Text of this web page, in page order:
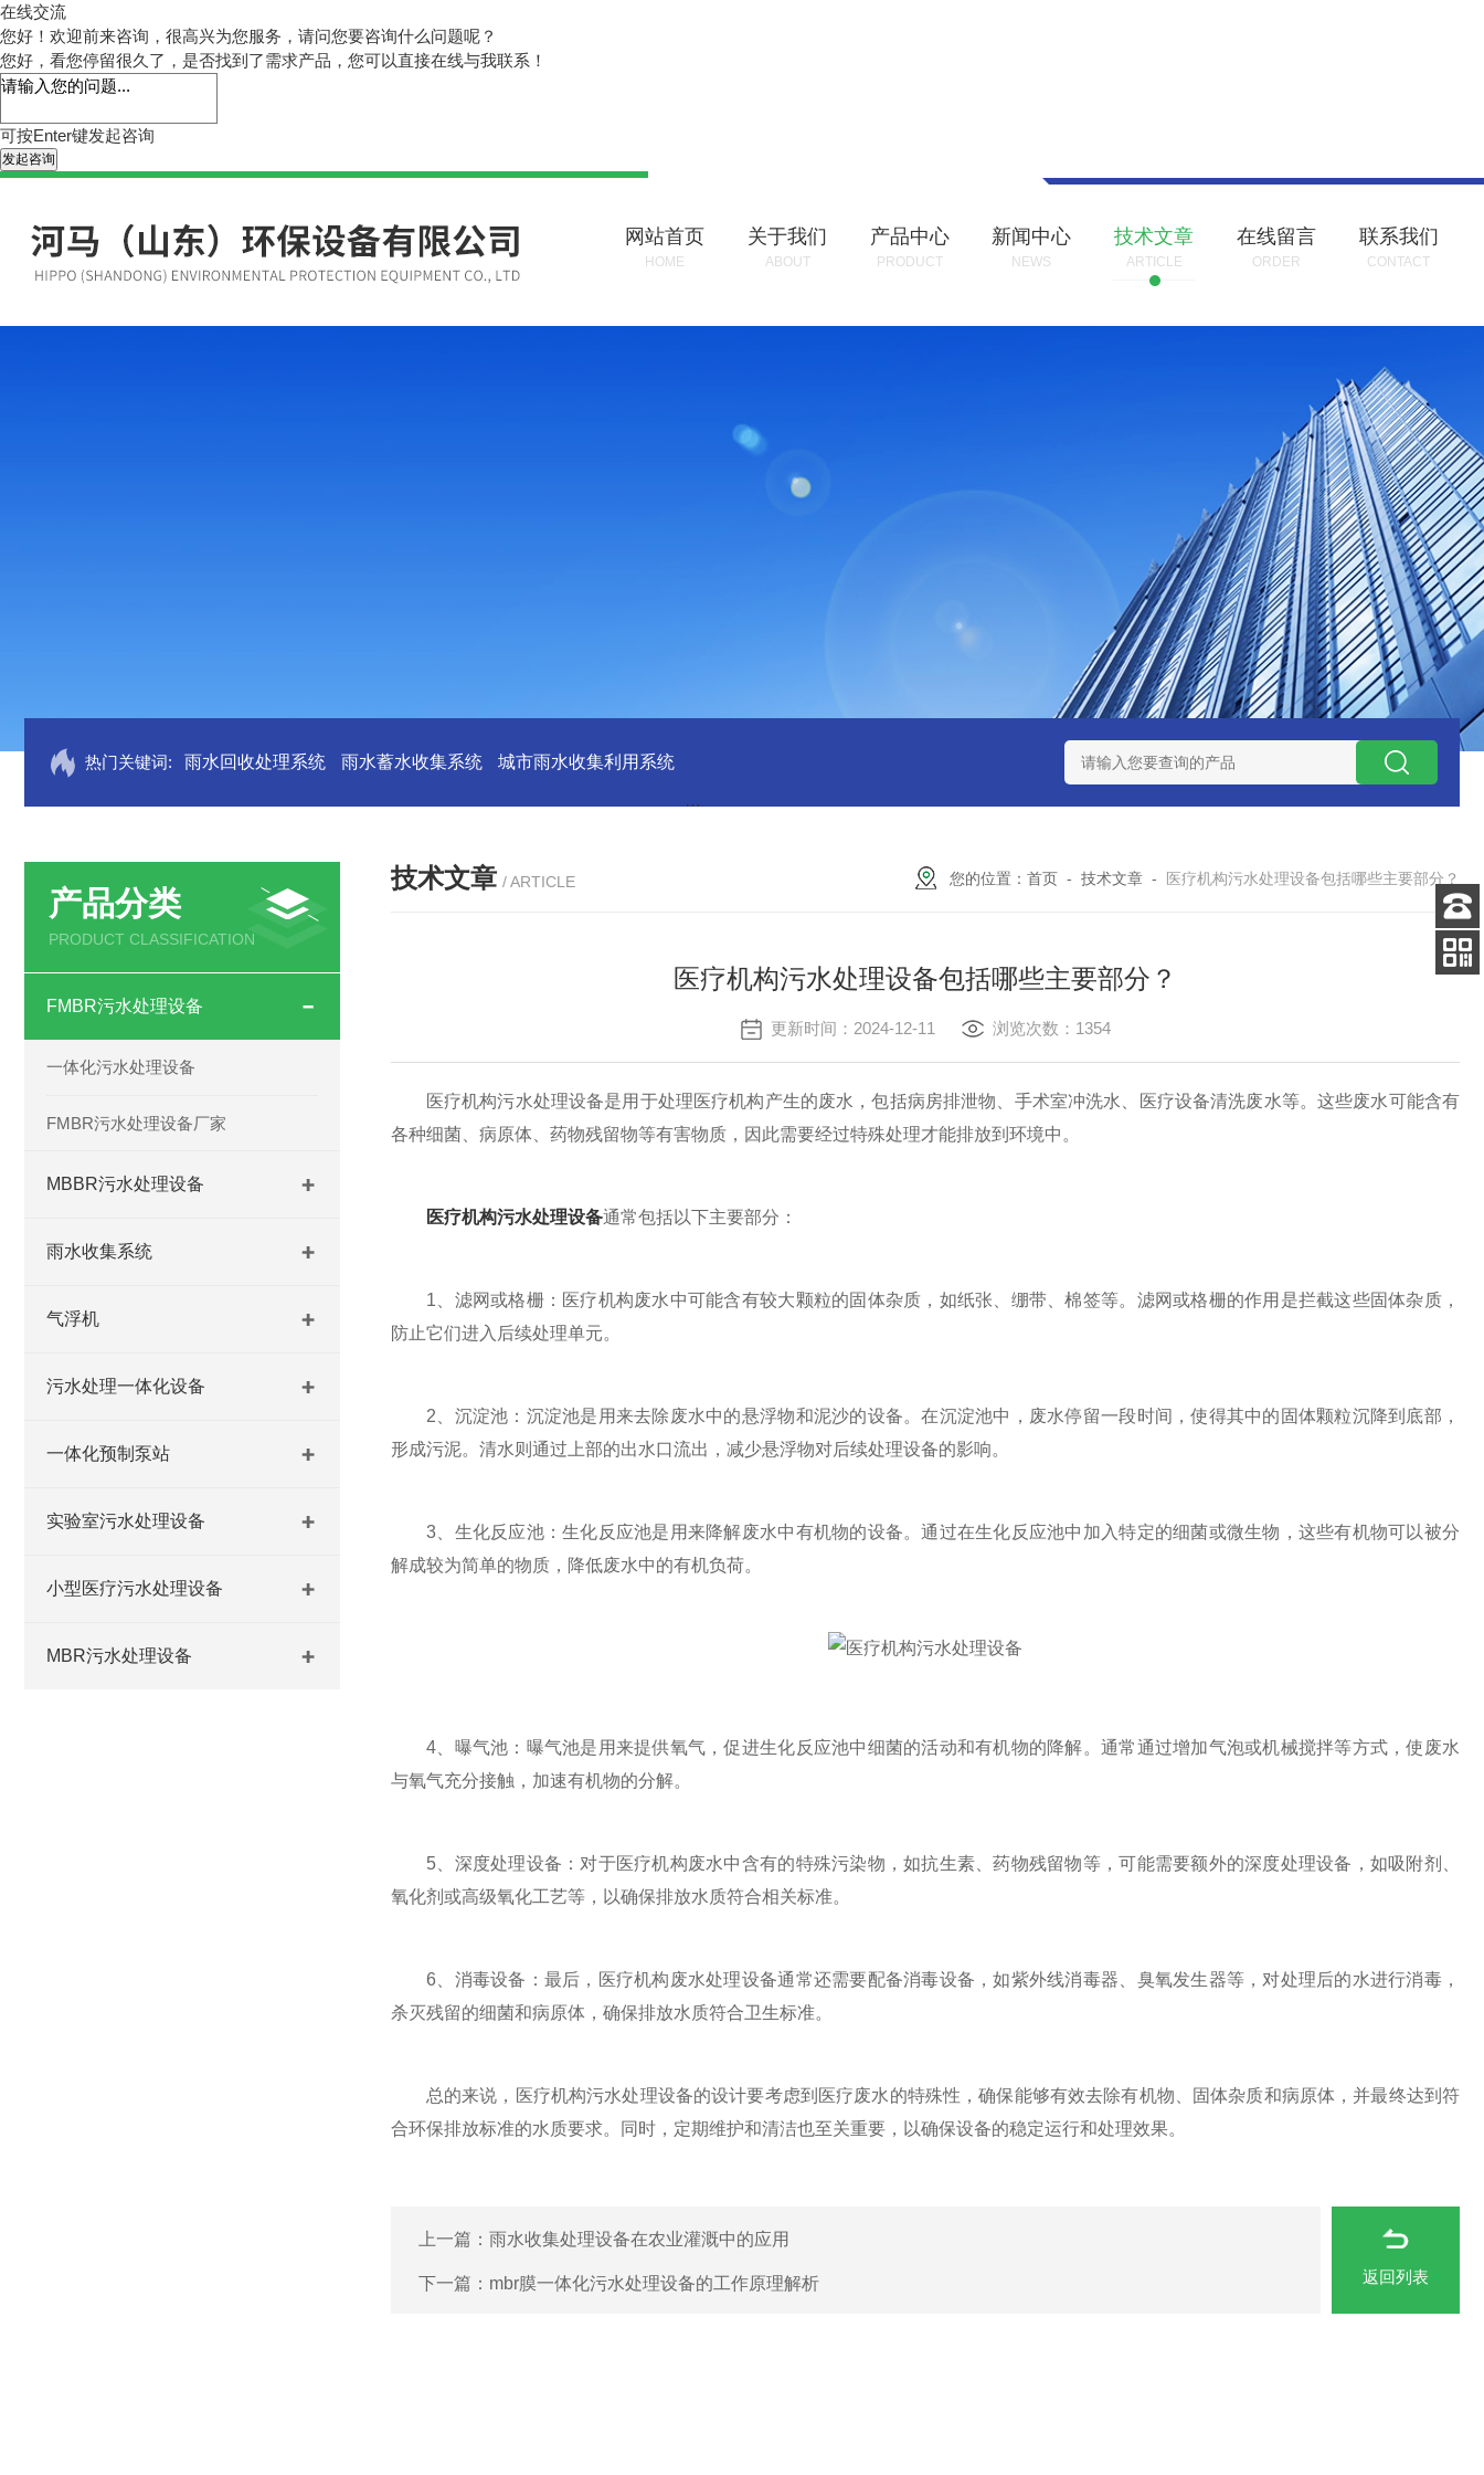
在线交流
您好！欢迎前来咨询，很高兴为您服务，请问您要咨询什么问题呢？
您好，看您停留很久了，是否找到了需求产品，您可以直接在线与我联系！
可按Enter键发起咨询
发起咨询
网站首页
HOME
关于我们
ABOUT
产品中心
PRODUCT
新闻中心
NEWS
技术文章
ARTICLE
在线留言
ORDER
联系我们
CONTACT
热门关键词: 雨水回收处理系统 雨水蓄水收集系统 城市雨水收集利用系统 污水提升泵站 一体化智能预制泵站 污水预制泵
产品分类
PRODUCT CLASSIFICATION
FMBR污水处理设备
一体化污水处理设备
FMBR污水处理设备厂家
MBBR污水处理设备
雨水收集系统
气浮机
污水处理一体化设备
一体化预制泵站
实验室污水处理设备
小型医疗污水处理设备
MBR污水处理设备
技术文章 / ARTICLE 您的位置： 首页 - 技术文章 - 医疗机构污水处理设备包括哪些主要部分？
医疗机构污水处理设备包括哪些主要部分？
更新时间：2024-12-11 浏览次数：1354
医疗机构污水处理设备是用于处理医疗机构产生的废水，包括病房排泄物、手术室冲洗水、医疗设备清洗废水等。这些废水可能含有
各种细菌、病原体、药物残留物等有害物质，因此需要经过特殊处理才能排放到环境中。
医疗机构污水处理设备通常包括以下主要部分：
1、滤网或格栅：医疗机构废水中可能含有较大颗粒的固体杂质，如纸张、绷带、棉签等。滤网或格栅的作用是拦截这些固体杂质，
防止它们进入后续处理单元。
2、沉淀池：沉淀池是用来去除废水中的悬浮物和泥沙的设备。在沉淀池中，废水停留一段时间，使得其中的固体颗粒沉降到底部，
形成污泥。清水则通过上部的出水口流出，减少悬浮物对后续处理设备的影响。
3、生化反应池：生化反应池是用来降解废水中有机物的设备。通过在生化反应池中加入特定的细菌或微生物，这些有机物可以被分
解成较为简单的物质，降低废水中的有机负荷。
4、曝气池：曝气池是用来提供氧气，促进生化反应池中细菌的活动和有机物的降解。通常通过增加气泡或机械搅拌等方式，使废水
与氧气充分接触，加速有机物的分解。
5、深度处理设备：对于医疗机构废水中含有的特殊污染物，如抗生素、药物残留物等，可能需要额外的深度处理设备，如吸附剂、
氧化剂或高级氧化工艺等，以确保排放水质符合相关标准。
6、消毒设备：最后，医疗机构废水处理设备通常还需要配备消毒设备，如紫外线消毒器、臭氧发生器等，对处理后的水进行消毒，
杀灭残留的细菌和病原体，确保排放水质符合卫生标准。
总的来说，医疗机构污水处理设备的设计要考虑到医疗废水的特殊性，确保能够有效去除有机物、固体杂质和病原体，并最终达到符
合环保排放标准的水质要求。同时，定期维护和清洁也至关重要，以确保设备的稳定运行和处理效果。
上一篇： 雨水收集处理设备在农业灌溉中的应用
下一篇： mbr膜一体化污水处理设备的工作原理解析 返回列表
客服
电话